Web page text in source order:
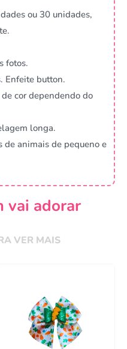
ou 30 unidades,
fotos.
Enfeite button.
cor dependendo do
longa.
de animais de pequeno e
vai adorar
VER MAIS
com